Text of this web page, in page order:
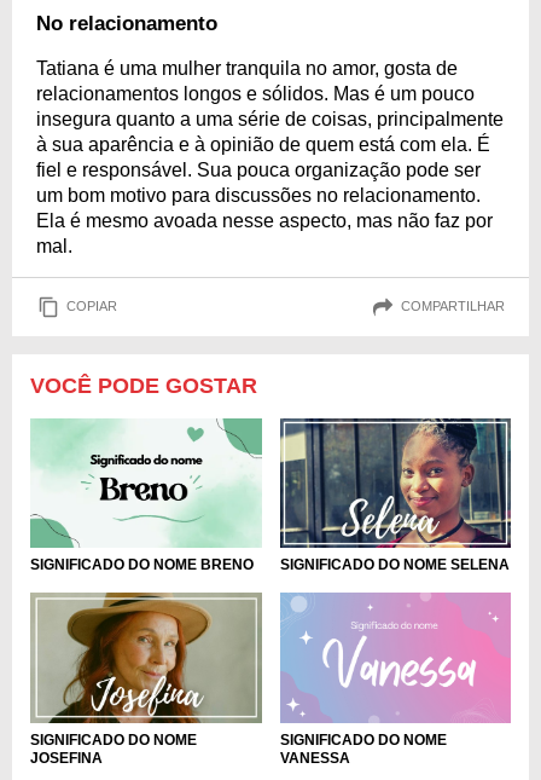
No relacionamento
Tatiana é uma mulher tranquila no amor, gosta de
relacionamentos longos e sólidos. Mas é um pouco
insegura quanto a uma série de coisas, principalmente
à sua aparência e à opinião de quem está com ela. É
fiel e responsável. Sua pouca organização pode ser
um bom motivo para discussões no relacionamento.
Ela é mesmo avoada nesse aspecto, mas não faz por
mal.
COPIAR COMPARTILHAR
VOCÊ PODE GOSTAR
SIGNIFICADO DO NOME BRENO SIGNIFICADO DO NOME SELENA
SIGNIFICADO DO NOME
JOSEFINA
SIGNIFICADO DO NOME
VANESSA